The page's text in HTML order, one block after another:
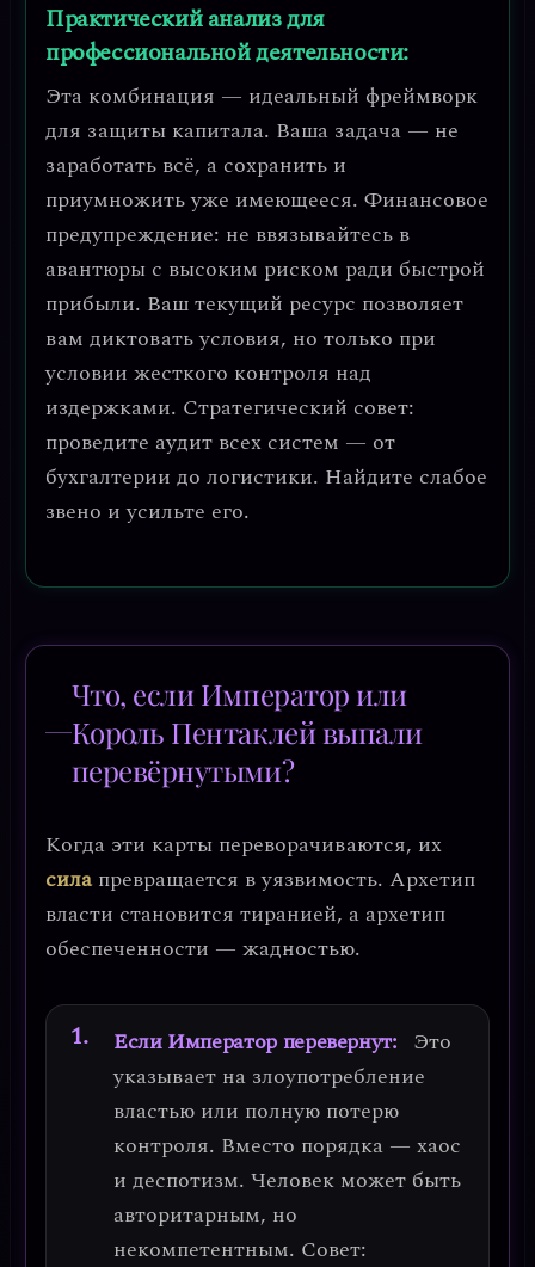
Практический анализ для
профессиональной деятельности:
Эта комбинация — идеальный фреймворк
для защиты капитала. Ваша задача — не
заработать всё, а сохранить и
приумножить уже имеющееся. Финансовое
предупреждение: не ввязывайтесь в
авантюры с высоким риском ради быстрой
прибыли. Ваш текущий ресурс позволяет
вам диктовать условия, но только при
условии жесткого контроля над
издержками. Стратегический совет:
проведите аудит всех систем — от
бухгалтерии до логистики. Найдите слабое
звено и усильте его.
Что, если Император или
Король Пентаклей выпали
перевёрнутыми?
Когда эти карты переворачиваются, их
силапревращается в уязвимость. Архетип
власти становится тиранией, а архетип
обеспеченности — жадностью.
Если Император перевернут: Это
указывает на злоупотребление
властью или полную потерю
контроля. Вместо порядка — хаос
и деспотизм. Человек может быть
авторитарным, но
некомпетентным. Совет: